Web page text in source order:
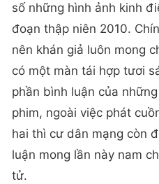
số những hình ảnh kinh
đoạn thập niên 2010.
nên khán giả luôn mong
có một màn tái hợp tươi
phần bình luận của
phim, ngoài việc phát
hai thì cư dân mạng còn
luận mong lần này nam
tử.